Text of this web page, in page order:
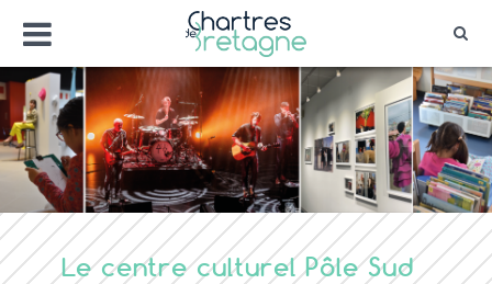
contenu
Menu
Bienvenue sur le site de la ville de
Ville Zéro phyto / 4 fleurs
Le centre culturel Pôle Sud